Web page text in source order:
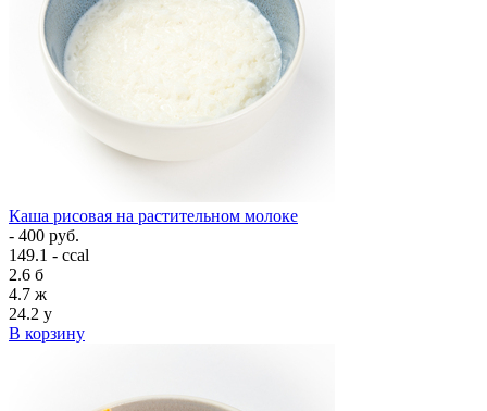
Каша рисовая на растительном молоке
- 400 руб.
149.1 - ccal
2.6 б
4.7 ж
24.2 у
В корзину